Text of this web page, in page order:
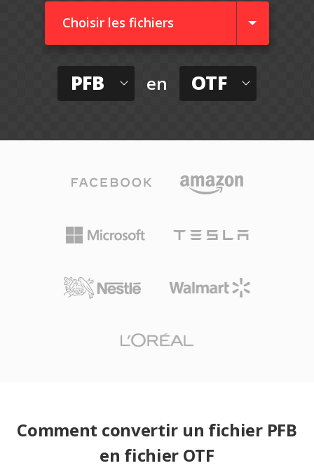
Choisir les fichiers
PFB en OTF
Comment convertir un fichier PFB
en fichier OTF